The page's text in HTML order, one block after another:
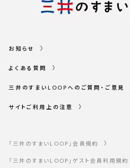
お知らせ
よくある質問
三井のすまいLOOPへのご質問・ご意見
サイトご利用上の注意
「三井のすまいLOOP」会員規約
「三井のすまいLOOP」ゲスト会員利用規約